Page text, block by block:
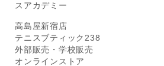
スアカデミー
高島屋新宿店
テニスブティック238
外部販売・学校販売
オンラインストア